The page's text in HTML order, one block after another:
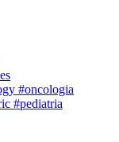
#oncologia
#pediatria